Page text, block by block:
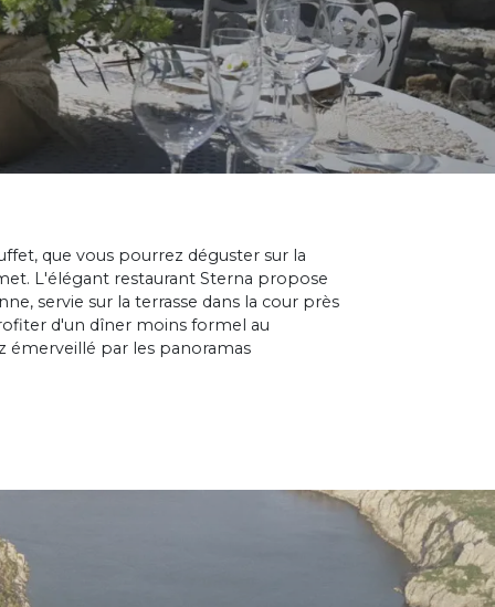
que vous pourrez déguster sur la
L'élégant restaurant Sterna propose
servie sur la terrasse dans la cour près
d'un dîner moins formel au
émerveillé par les panoramas